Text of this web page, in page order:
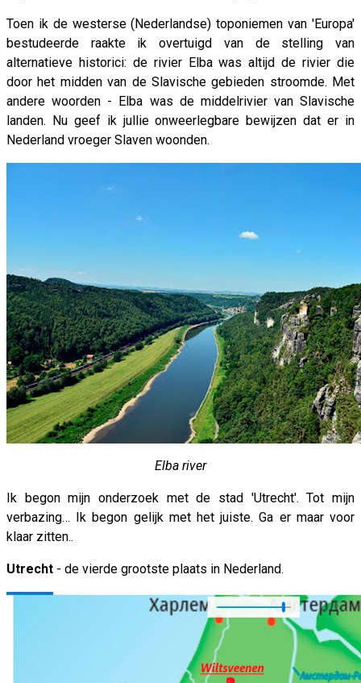
Toen ik de westerse (Nederlandse) toponiemen van 'Europa'
bestudeerde raakte ik overtuigd van de stelling van
alternatieve historici: de rivier Elba was altijd de rivier die
door het midden van de Slavische gebieden stroomde. Met
andere woorden - Elba was de middelrivier van Slavische
landen. Nu geef ik jullie onweerlegbare bewijzen dat er in
Nederland vroeger Slaven woonden.
Elba river
Ik begon mijn onderzoek met de stad 'Utrecht'. Tot mijn
verbazing… Ik begon gelijk met het juiste. Ga er maar voor
klaar zitten..
Utrecht - de vierde grootste plaats in Nederland.